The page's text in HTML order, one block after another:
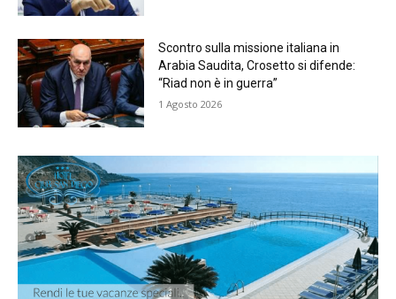
Scontro sulla missione italiana in
Arabia Saudita, Crosetto si difende:
“Riad non è in guerra”
1 Agosto 2026